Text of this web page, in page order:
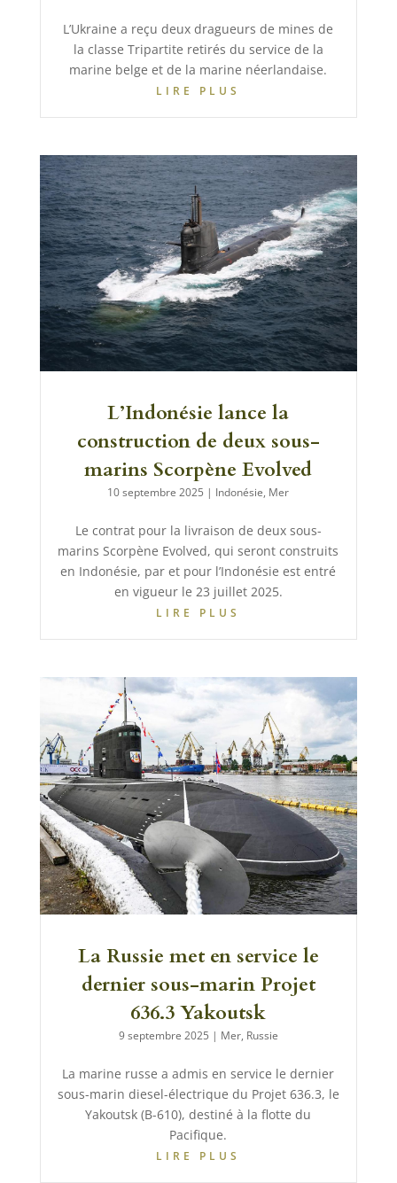
L’Ukraine a reçu deux dragueurs de mines de
la classe Tripartite retirés du service de la
marine belge et de la marine néerlandaise.
LIRE PLUS
L’Indonésie lance la
construction de deux sous-
marins Scorpène Evolved
10 septembre 2025 | Indonésie, Mer
Le contrat pour la livraison de deux sous-
marins Scorpène Evolved, qui seront construits
en Indonésie, par et pour l’Indonésie est entré
en vigueur le 23 juillet 2025.
LIRE PLUS
La Russie met en service le
dernier sous-marin Projet
636.3 Yakoutsk
9 septembre 2025 | Mer, Russie
La marine russe a admis en service le dernier
sous-marin diesel-électrique du Projet 636.3, le
Yakoutsk (B-610), destiné à la flotte du
Pacifique.
LIRE PLUS